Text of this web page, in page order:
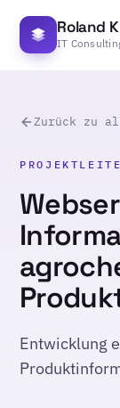
Roland
IT
Zurück zu
Entwicklung